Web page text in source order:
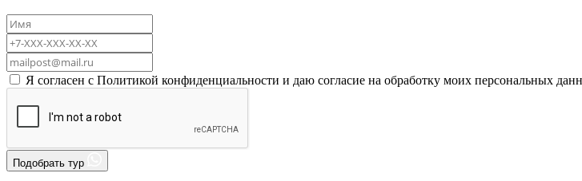
Я согласен с Политикой конфиденциальности и даю согласие на обработку моих персональных
Подобрать тур